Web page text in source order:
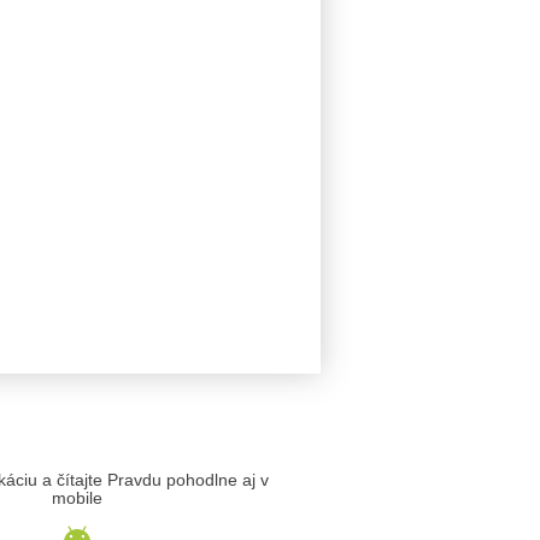
a čítajte Pravdu pohodlne aj v
mobile